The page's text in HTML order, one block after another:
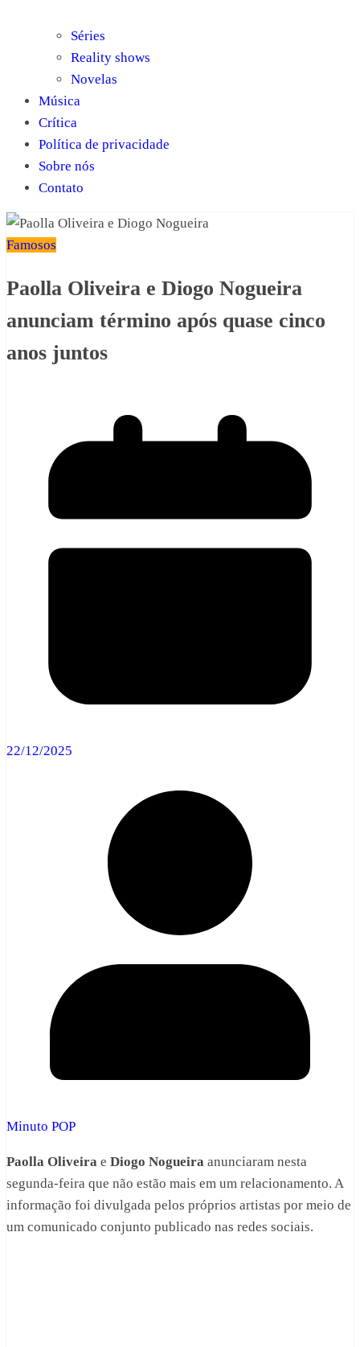
Séries
Reality shows
Novelas
Música
Crítica
Política de privacidade
Sobre nós
Contato
Famosos
Paolla Oliveira e Diogo Nogueira
anunciam término após quase cinco
anos juntos
22/12/2025
Minuto POP
Paolla Oliveira e Diogo Nogueira anunciaram nesta
segunda-feira que não estão mais em um relacionamento. A
informação foi divulgada pelos próprios artistas por meio de
um comunicado conjunto publicado nas redes sociais.